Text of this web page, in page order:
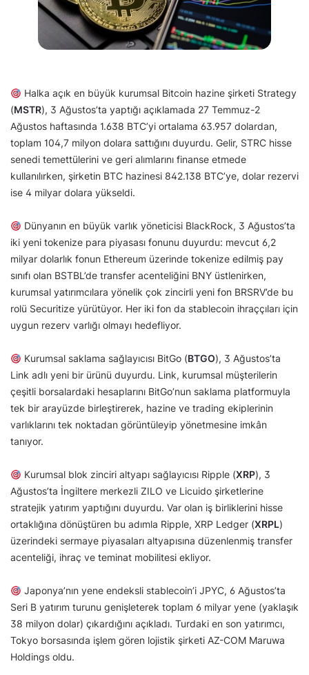
Halka açık en büyük kurumsal Bitcoin hazine şirketi Strategy
(MSTR), 3 Ağustos’ta yaptığı açıklamada 27 Temmuz-2
Ağustos haftasında 1.638 BTC’yi ortalama 63.957 dolardan,
toplam 104,7 milyon dolara sattığını duyurdu. Gelir, STRC hisse
senedi temettülerini ve geri alımlarını finanse etmede
kullanılırken, şirketin BTC hazinesi 842.138 BTC’ye, dolar rezervi
ise 4 milyar dolara yükseldi.
Dünyanın en büyük varlık yöneticisi BlackRock, 3 Ağustos’ta
iki yeni tokenize para piyasası fonunu duyurdu: mevcut 6,2
milyar dolarlık fonun Ethereum üzerinde tokenize edilmiş pay
sınıfı olan BSTBL’de transfer acenteliğini BNY üstlenirken,
kurumsal yatırımcılara yönelik çok zincirli yeni fon BRSRV’de bu
rolü Securitize yürütüyor. Her iki fon da stablecoin ihraççıları için
uygun rezerv varlığı olmayı hedefliyor.
Kurumsal saklama sağlayıcısı BitGo (BTGO), 3 Ağustos’ta
Link adlı yeni bir ürünü duyurdu. Link, kurumsal müşterilerin
çeşitli borsalardaki hesaplarını BitGo’nun saklama platformuyla
tek bir arayüzde birleştirerek, hazine ve trading ekiplerinin
varlıklarını tek noktadan görüntüleyip yönetmesine imkân
tanıyor.
Kurumsal blok zinciri altyapı sağlayıcısı Ripple (XRP), 3
Ağustos’ta İngiltere merkezli ZILO ve Licuido şirketlerine
stratejik yatırım yaptığını duyurdu. Var olan iş birliklerini hisse
ortaklığına dönüştüren bu adımla Ripple, XRP Ledger (XRPL)
üzerindeki sermaye piyasaları altyapısına düzenlenmiş transfer
acenteliği, ihraç ve teminat mobilitesi ekliyor.
Japonya’nın yene endeksli stablecoin’i JPYC, 6 Ağustos’ta
Seri B yatırım turunu genişleterek toplam 6 milyar yene (yaklaşık
38 milyon dolar) çıkardığını açıkladı. Turdaki en son yatırımcı,
Tokyo borsasında işlem gören lojistik şirketi AZ-COM Maruwa
Holdings oldu.